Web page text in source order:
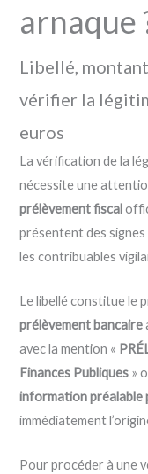
arnaque
Libellé,
vérifier la
euros
La vérification de la
nécessite une
prélèvement fiscal
présentent des
les contribuables
Le libellé constitue le
prélèvement bancaire
avec la mention «
Finances Publiques »
information préalable
immédiatement
Pour procéder à une